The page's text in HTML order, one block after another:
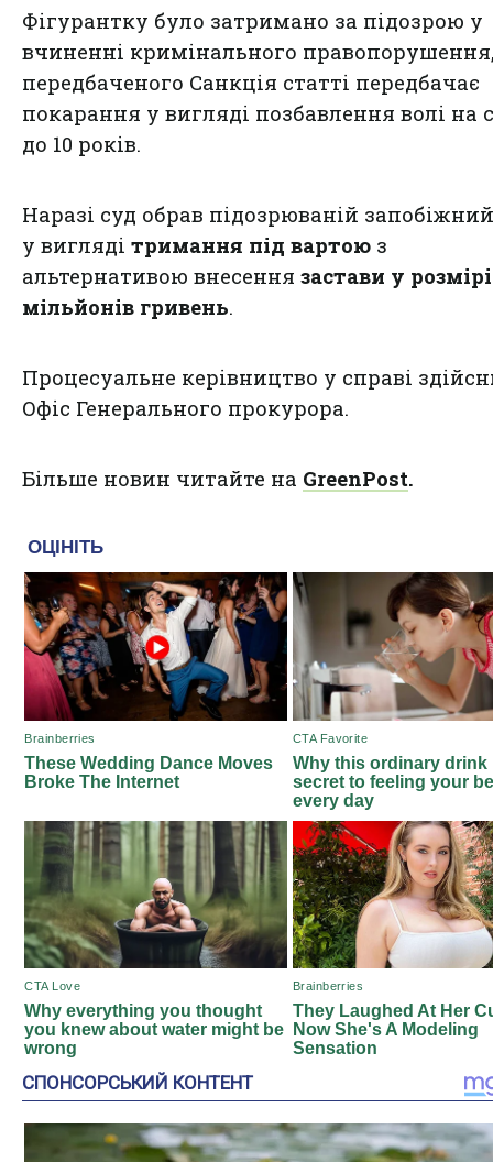
Фігурантку було затримано за підозрою у
вчиненні кримінального
передбаченого Санкція статті передбачає
покарання у вигляді позбавлення волі на
до 10 років.
Наразі суд обрав підозрюваній
у вигляді тримання під вартою з
альтернативою внесення застави у
мільйонів гривень.
Процесуальне керівництво у справі
Офіс Генерального прокурора.
Більше новин читайте на GreenPost.